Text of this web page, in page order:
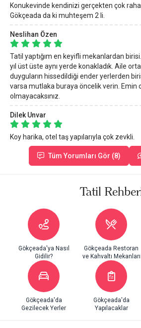
Konukevinde kendinizi gerçekten çok
Gökçeada da ki muhteşem 2 li.
Neslihan Özen
Tatil yaptığım en keyifli mekanlardan
yıl üst üste aynı yerde konakladık. Aile
duyguların hissedildiği ender yerlerden
varsa mutlaka buraya öncelik verin. Emin
olmayacaksınız.
Dilek Unvar
Koy harika, otel taş yapılarıyla çok zevkli.
Tüm Yorumları Gör (8)
Tatil
Gökçeada'ya Nasıl
Gidilir?
Gökçeada Restoran
ve Kahvaltı Mekanları
Gökçeada'da
Gezilecek Yerler
Gökçeada'da
Yapılacaklar